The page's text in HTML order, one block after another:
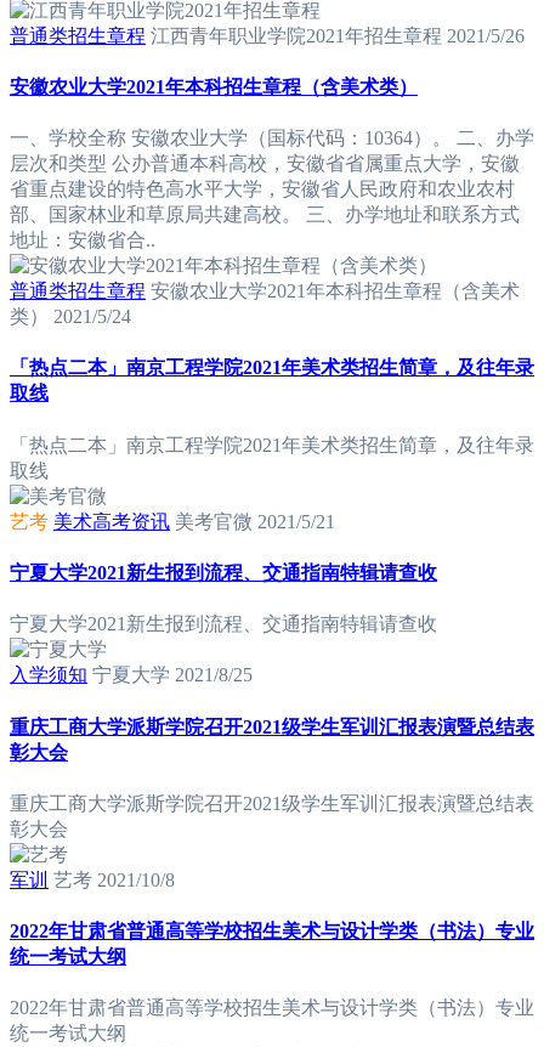
普通类招生章程 江西青年职业学院2021年招生章程 2021/5/26
安徽农业大学2021年本科招生章程（含美术类）
一、学校全称 安徽农业大学（国标代码：10364）。 二、办学
层次和类型 公办普通本科高校，安徽省省属重点大学，安徽
省重点建设的特色高水平大学，安徽省人民政府和农业农村
部、国家林业和草原局共建高校。 三、办学地址和联系方式
地址：安徽省合..
普通类招生章程 安徽农业大学2021年本科招生章程（含美术
类）
2021/5/24
「热点二本」南京工程学院2021年美术类招生简章，及往年录
取线
「热点二本」南京工程学院2021年美术类招生简章，及往年录
取线
艺考 美术高考资讯 美考官微 2021/5/21
宁夏大学2021新生报到流程、交通指南特辑请查收
宁夏大学2021新生报到流程、交通指南特辑请查收
入学须知 宁夏大学 2021/8/25
重庆工商大学派斯学院召开2021级学生军训汇报表演暨总结表
彰大会
重庆工商大学派斯学院召开2021级学生军训汇报表演暨总结表
彰大会
军训 艺考 2021/10/8
2022年甘肃省普通高等学校招生美术与设计学类（书法）专业
统一考试大纲
2022年甘肃省普通高等学校招生美术与设计学类（书法）专业
统一考试大纲